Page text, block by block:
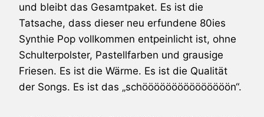
und bleibt das Gesamtpaket. Es ist die
Tatsache, dass dieser neu erfundene 80ies
Synthie Pop vollkommen entpeinlicht ist, ohne
Schulterpolster, Pastellfarben und grausige
Friesen. Es ist die Wärme. Es ist die Qualität
der Songs. Es ist das „schööööööööööööööön“.